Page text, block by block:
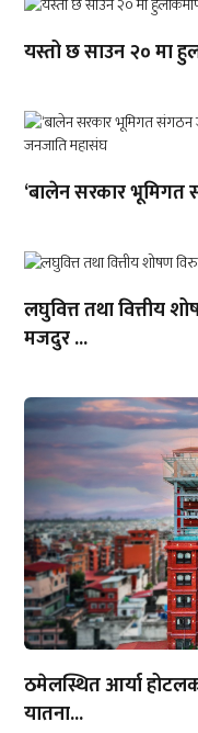
यस्तो छ साउन २० मा
‘बालेन सरकार भूमिगत
लघुवित्त तथा वित्तीय
मजदुर ...
ठमेलस्थित आर्या
यातना...